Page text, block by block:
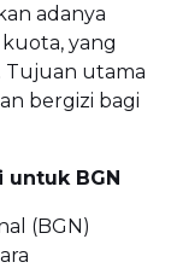
adanya
yang
Tujuan utama
bergizi bagi
untuk BGN
(BGN)